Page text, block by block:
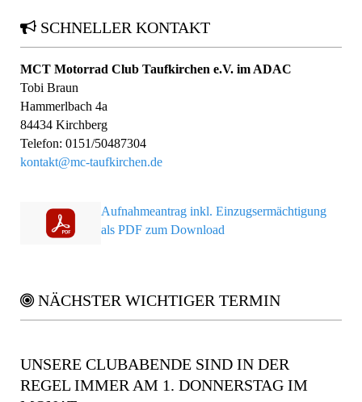
SCHNELLER KONTAKT
MCT Motorrad Club Taufkirchen e.V. im ADAC
Tobi Braun
Hammerlbach 4a
84434 Kirchberg
Telefon: 0151/50487304
kontakt@mc-taufkirchen.de
Aufnahmeantrag inkl. Einzugsermächtigung
als PDF zum Download
NÄCHSTER WICHTIGER TERMIN
UNSERE CLUBABENDE SIND IN DER
REGEL IMMER AM 1. DONNERSTAG IM